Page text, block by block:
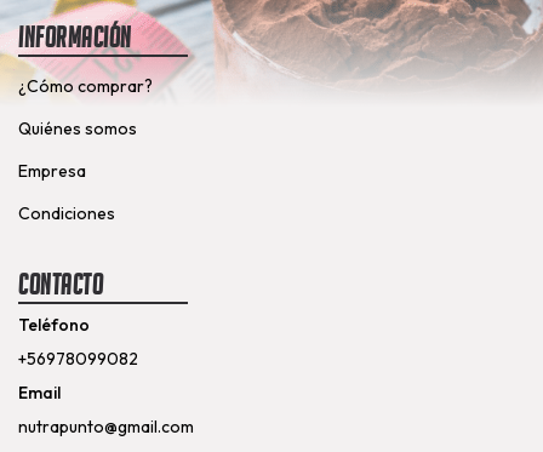
Información
¿Cómo comprar?
Quiénes somos
Empresa
Condiciones
Contacto
Teléfono
+56978099082
Email
nutrapunto@gmail.com